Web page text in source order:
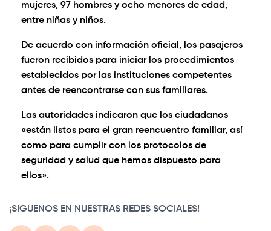
mujeres, 97 hombres y ocho menores de edad,
entre niñas y niños.
De acuerdo con información oficial, los pasajeros
fueron recibidos para iniciar los procedimientos
establecidos por las instituciones competentes
antes de reencontrarse con sus familiares.
Las autoridades indicaron que los ciudadanos
«están listos para el gran reencuentro familiar, así
como para cumplir con los protocolos de
seguridad y salud que hemos dispuesto para
ellos».
¡SIGUENOS EN NUESTRAS REDES SOCIALES!